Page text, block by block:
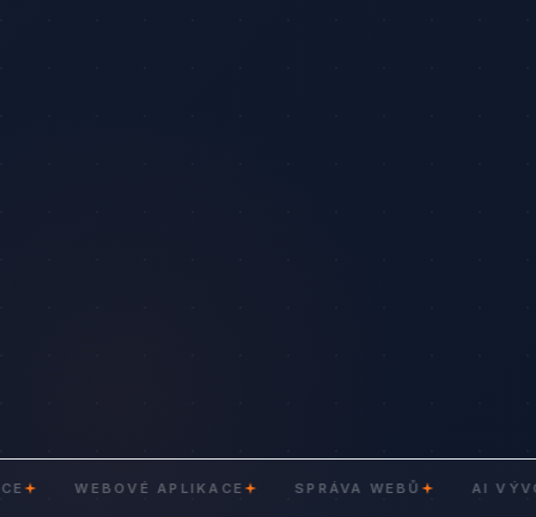
WEBOVÉ APLIKACE SPRÁVA WEBŮ AI VÝVOJ